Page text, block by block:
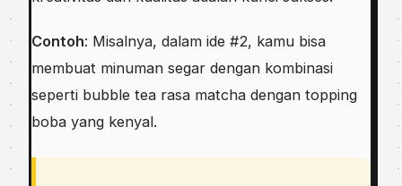
Contoh: Misalnya, dalam ide #2, kamu bisa
membuat minuman segar dengan kombinasi
seperti bubble tea rasa matcha dengan topping
boba yang kenyal.